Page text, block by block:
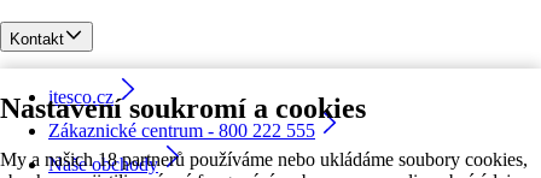
Nastavení soukromí a cookies
My a našich 18 partnerů používáme nebo ukládáme soubory cookies,
Kontakt
itesco.cz
Zákaznické centrum - 800 222 555
Naše obchody